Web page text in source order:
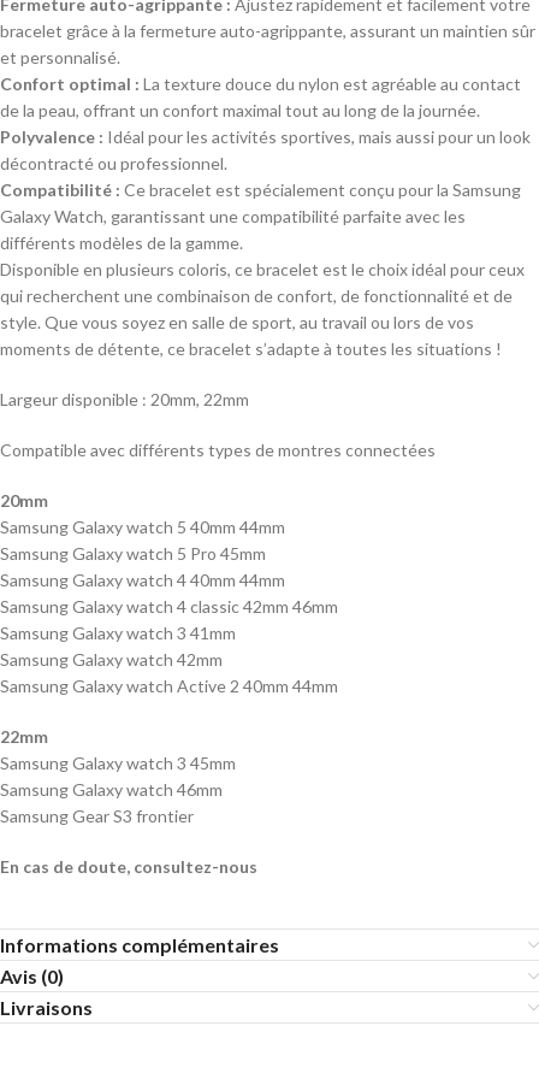
Fermeture auto-agrippante : Ajustez rapidement et facilement votre
bracelet grâce à la fermeture auto-agrippante, assurant un maintien sûr
et personnalisé.
Confort optimal : La texture douce du nylon est agréable au contact
de la peau, offrant un confort maximal tout au long de la journée.
Polyvalence : Idéal pour les activités sportives, mais aussi pour un look
décontracté ou professionnel.
Compatibilité : Ce bracelet est spécialement conçu pour la Samsung
Galaxy Watch, garantissant une compatibilité parfaite avec les
différents modèles de la gamme.
Disponible en plusieurs coloris, ce bracelet est le choix idéal pour ceux
qui recherchent une combinaison de confort, de fonctionnalité et de
style. Que vous soyez en salle de sport, au travail ou lors de vos
moments de détente, ce bracelet s’adapte à toutes les situations !
Largeur disponible : 20mm, 22mm
Compatible avec différents types de montres connectées
20mm
Samsung Galaxy watch 5 40mm 44mm
Samsung Galaxy watch 5 Pro 45mm
Samsung Galaxy watch 4 40mm 44mm
Samsung Galaxy watch 4 classic 42mm 46mm
Samsung Galaxy watch 3 41mm
Samsung Galaxy watch 42mm
Samsung Galaxy watch Active 2 40mm 44mm
22mm
Samsung Galaxy watch 3 45mm
Samsung Galaxy watch 46mm
Samsung Gear S3 frontier
En cas de doute, consultez-nous
Informations complémentaires
Avis (0)
Livraisons